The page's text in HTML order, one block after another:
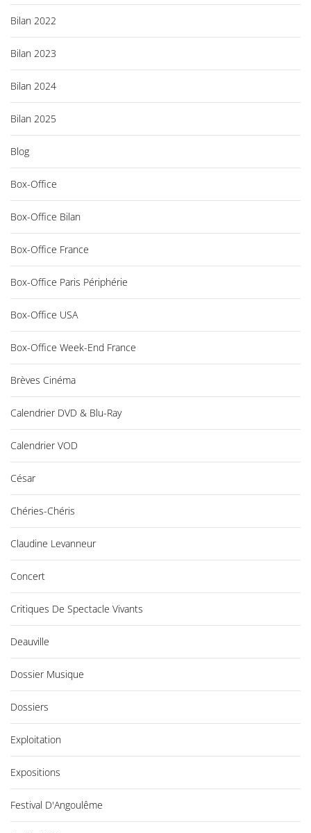
Bilan 2022
Bilan 2023
Bilan 2024
Bilan 2025
Blog
Box-Office
Box-Office Bilan
Box-Office France
Box-Office Paris Périphérie
Box-Office USA
Box-Office Week-End France
Brèves Cinéma
Calendrier DVD & Blu-Ray
Calendrier VOD
César
Chéries-Chéris
Claudine Levanneur
Concert
Critiques De Spectacle Vivants
Deauville
Dossier Musique
Dossiers
Exploitation
Expositions
Festival D'Angoulême